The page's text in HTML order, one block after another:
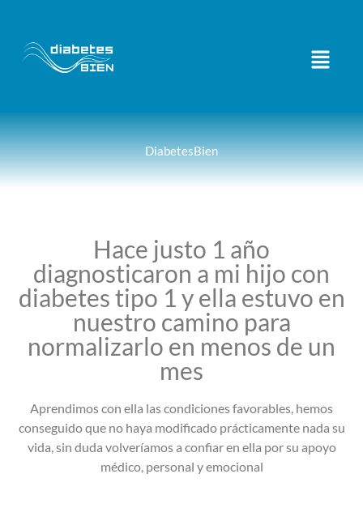
DiabetesBien
Hace justo 1 año
diagnosticaron a mi hijo con
diabetes tipo 1 y ella estuvo en
nuestro camino para
normalizarlo en menos de un
mes
Aprendimos con ella las condiciones favorables, hemos
conseguido que no haya modificado prácticamente nada su
vida, sin duda volveríamos a confiar en ella por su apoyo
médico, personal y emocional